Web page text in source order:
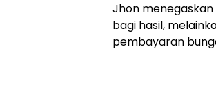
Jhon
bagi hasil,
pembayaran